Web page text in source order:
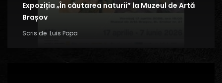
Expoziția „În căutarea naturii” la Muzeul de Artă
Brașov
Scris de Luis Popa